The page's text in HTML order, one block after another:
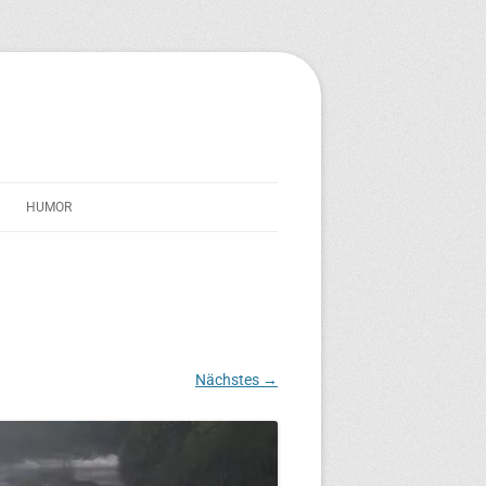
HUMOR
Nächstes →